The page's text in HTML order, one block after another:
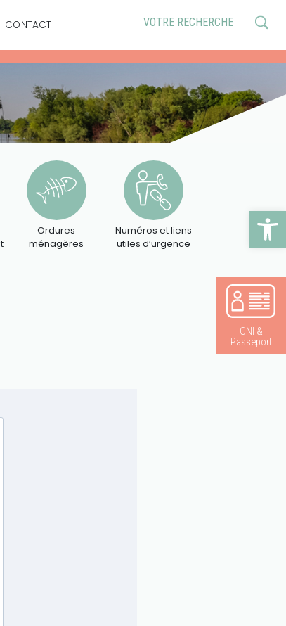
CONTACT
Ordures
ménagères
Numéros et liens
utiles d’urgence
CNI &
Passeport